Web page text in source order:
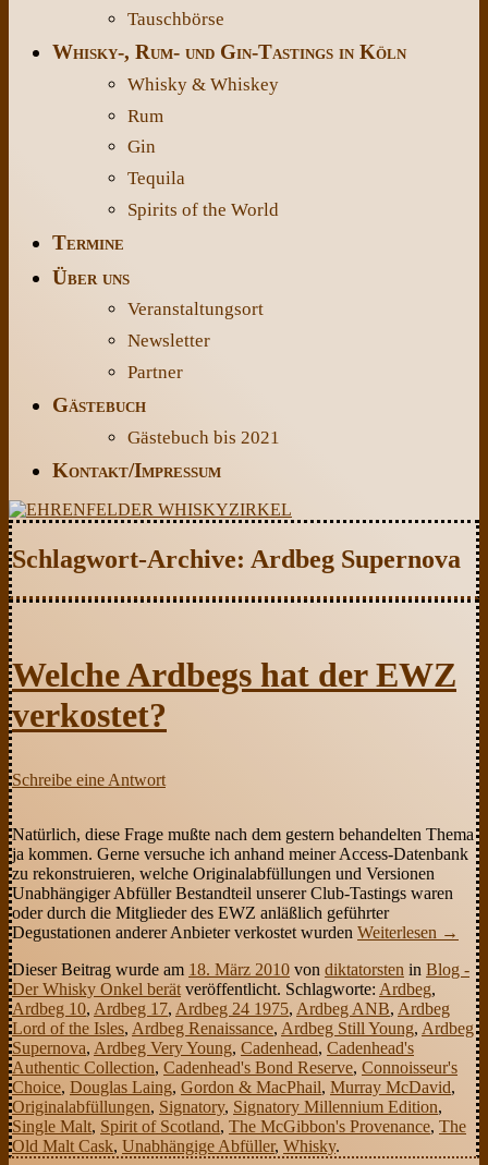
Tauschbörse
Whisky-, Rum- und Gin-Tastings in Köln
Whisky & Whiskey
Rum
Gin
Tequila
Spirits of the World
Termine
Über uns
Veranstaltungsort
Newsletter
Partner
Gästebuch
Gästebuch bis 2021
Kontakt/Impressum
Schlagwort-Archive: Ardbeg Supernova
Welche Ardbegs hat der EWZ
verkostet?
Schreibe eine Antwort
Natürlich, diese Frage mußte nach dem gestern behandelten Thema
ja kommen. Gerne versuche ich anhand meiner Access-Datenbank
zu rekonstruieren, welche Originalabfüllungen und Versionen
Unabhängiger Abfüller Bestandteil unserer Club-Tastings waren
oder durch die Mitglieder des EWZ anläßlich geführter
Degustationen anderer Anbieter verkostet wurden Weiterlesen →
Dieser Beitrag wurde am 18. März 2010 von diktatorsten in Blog -
Der Whisky Onkel berät veröffentlicht. Schlagworte: Ardbeg,
Ardbeg 10, Ardbeg 17, Ardbeg 24 1975, Ardbeg ANB, Ardbeg
Lord of the Isles, Ardbeg Renaissance, Ardbeg Still Young, Ardbeg
Supernova, Ardbeg Very Young, Cadenhead, Cadenhead's
Authentic Collection, Cadenhead's Bond Reserve, Connoisseur's
Choice, Douglas Laing, Gordon & MacPhail, Murray McDavid,
Originalabfüllungen, Signatory, Signatory Millennium Edition,
Single Malt, Spirit of Scotland, The McGibbon's Provenance, The
Old Malt Cask, Unabhängige Abfüller, Whisky.